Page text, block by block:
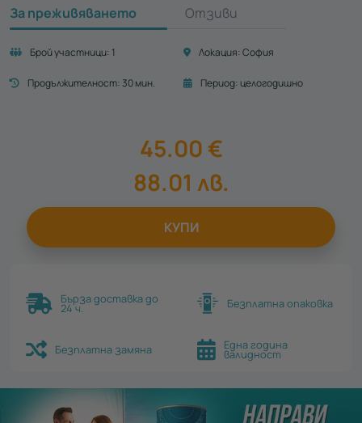
За преживяването Отзиви
Брой участници: 1 Локация:София
Продължителност:30 мин. Период:целогодишно
45.00 €
88.01 лв.
КУПИ
Бърза доставка до
24 ч. Безплатна опаковка
Безплатна замяна Една година
валидност